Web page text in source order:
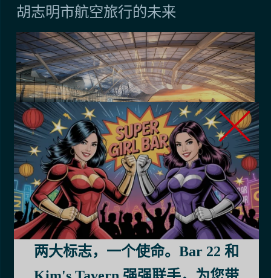
胡志明市航空旅行的未来
虽然目前的机场可以很好地为旅客提供服务，但胡志明
市的航空业未来将迎来巨大的变革，您一定希望亲眼见
证它的演变。
这一演变的巅峰是 隆城国际机场，目前正在建设中，距
离城市东部仅 40 公里。当它于 2026 年开放第一期时，
两大标志，一个使命。Bar 22 和